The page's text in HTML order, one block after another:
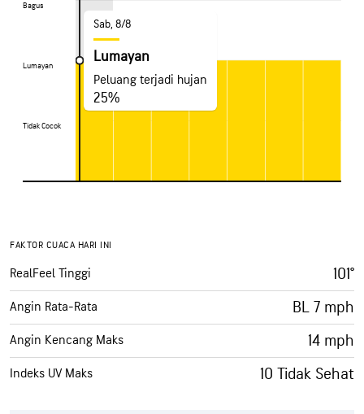
Bagus
Lumayan
Tidak Cocok
Bagus
Lumayan
Tidak Cocok
Sab, 8/8
Lumayan
Peluang terjadi hujan
25%
FAKTOR CUACA HARI INI
RealFeel Tinggi 101°
Angin Rata-Rata BL 7 mph
Angin Kencang Maks 14 mph
Indeks UV Maks 10 Tidak Sehat